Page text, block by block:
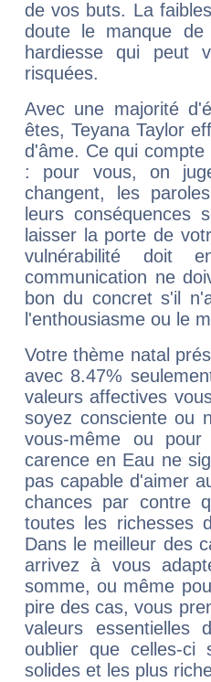
de vos buts. La
doute le manque
hardiesse qui peut
risquées.
Avec une majorité
êtes, Teyana Taylor
d'âme. Ce qui
: pour vous, on
changent, les
leurs conséquences
laisser la porte de
vulnérabilité doit
communication ne
bon du concret s'il
l'enthousiasme ou le
Votre thème natal
avec 8.47%
valeurs affectives
soyez consciente ou
vous-même ou
carence en Eau ne
pas capable d'aimer
chances par contre
toutes les richesses
Dans le meilleur des
arrivez à vous
somme, ou même
pire des cas, vous
valeurs
oublier que celles-
solides et les plus